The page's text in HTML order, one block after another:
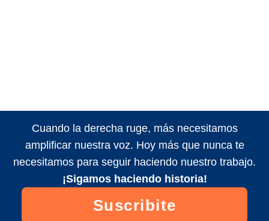
Cuando la derecha ruge, más necesitamos
amplificar nuestra voz. Hoy más que nunca te
necesitamos para seguir haciendo nuestro trabajo.
¡Sigamos haciendo historia!
Suscribite